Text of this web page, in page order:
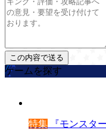
ゲームを探す
特集 『モンスタ